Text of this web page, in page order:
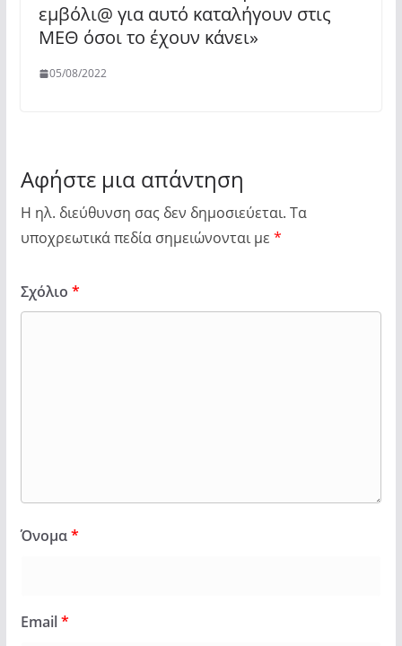
εμβόλι@ για αυτό καταλήγουν στις
ΜΕΘ όσοι το έχουν κάνει»
05/08/2022
Αφήστε μια απάντηση
Η ηλ. διεύθυνση σας δεν δημοσιεύεται. Τα
υποχρεωτικά πεδία σημειώνονται με *
Σχόλιο *
Όνομα*
Email*